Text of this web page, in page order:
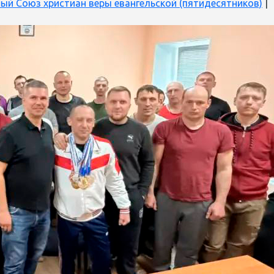
Союз христиан веры евангельской (пятидесятников)